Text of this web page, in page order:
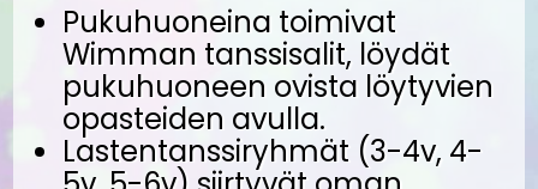
Pukuhuoneina toimivat
Wimman tanssisalit, löydät
pukuhuoneen ovista löytyvien
opasteiden avulla.
Lastentanssiryhmät (3-4v, 4-